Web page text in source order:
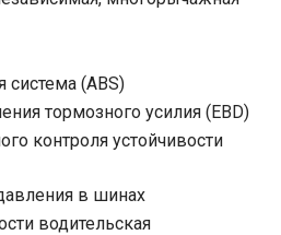
система (ABS)
тормозного усилия (EBD)
контроля устойчивости
в шинах
водительская